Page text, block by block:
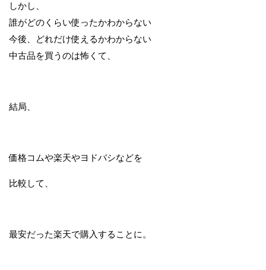
しかし、
誰がどのくらい使ったかわからない
今後、どれだけ使えるかわからない
中古品を買うのは怖くて、
結局、
価格コムや楽天やヨドバシなどを
比較して、
最安だった楽天で購入することに。